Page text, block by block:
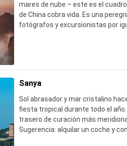
mares de nube – este es el
de China cobra vida. Es una
fotógrafos y excursionistas por
Sanya
Sol abrasador y mar cristalino
fiesta tropical durante todo el año.
trasero de curación más
Sugerencia: alquilar un coche y